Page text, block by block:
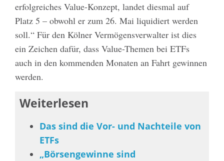
erfolgreiches Value-Konzept, landet diesmal auf
Platz 5 – obwohl er zum 26. Mai liquidiert werden
soll.“ Für den Kölner Vermögensverwalter ist dies
ein Zeichen dafür, dass Value-Themen bei ETFs
auch in den kommenden Monaten an Fahrt gewinnen
werden.
Weiterlesen
Das sind die Vor- und Nachteile von
ETFs
„Börsengewinne sind